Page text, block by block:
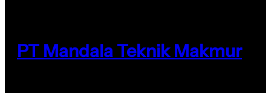
PT Mandala Teknik Makmur